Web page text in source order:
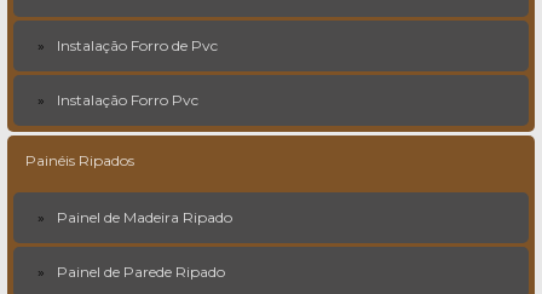
Instalação Forro de Pvc
Instalação Forro Pvc
Painéis Ripados
Painel de Madeira Ripado
Painel de Parede Ripado